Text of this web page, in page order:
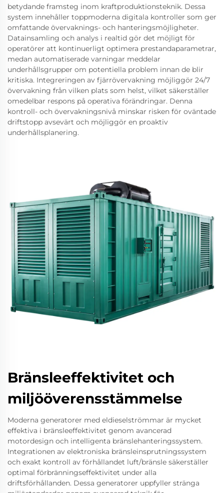
betydande framsteg inom kraftproduktionsteknik. Dessa
system innehåller toppmoderna digitala kontroller som ger
omfattande övervaknings- och hanteringsmöjligheter.
Datainsamling och analys i realtid gör det möjligt för
operatörer att kontinuerligt optimera prestandaparametrar,
medan automatiserade varningar meddelar
underhållsgrupper om potentiella problem innan de blir
kritiska. Integreringen av fjärrövervakning möjliggör 24/7
övervakning från vilken plats som helst, vilket säkerställer
omedelbar respons på operativa förändringar. Denna
kontroll- och övervakningsnivå minskar risken för oväntade
driftstopp avsevärt och möjliggör en proaktiv
underhållsplanering.
Bränsleeffektivitet och
miljööverensstämmelse
Moderna generatorer med eldieselströmmar är mycket
effektiva i bränsleeffektivitet genom avancerad
motordesign och intelligenta bränslehanteringssystem.
Integrationen av elektroniska bränsleinsprutningssystem
och exakt kontroll av förhållandet luft/bränsle säkerställer
optimal förbränningseffektivitet under alla
driftsförhållanden. Dessa generatorer uppfyller stränga